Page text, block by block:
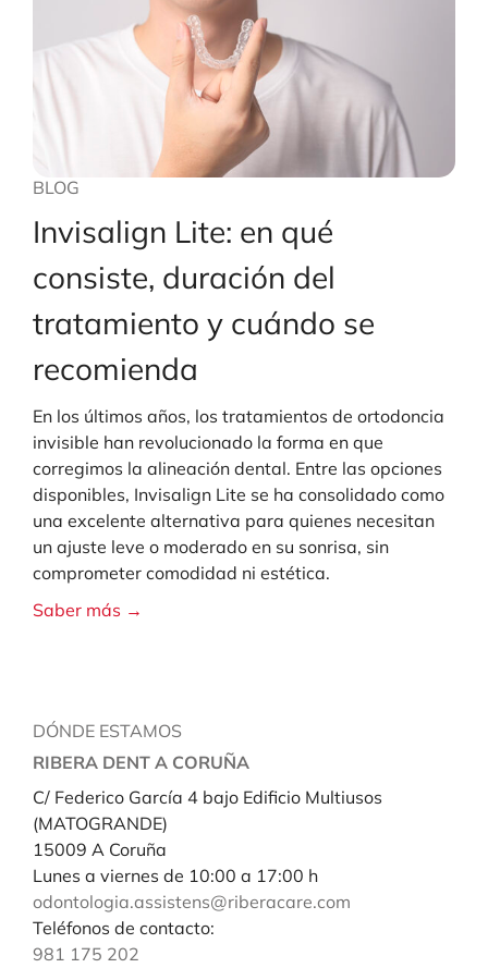
BLOG
Invisalign Lite: en qué
consiste, duración del
tratamiento y cuándo se
recomienda
En los últimos años, los tratamientos de ortodoncia
invisible han revolucionado la forma en que
corregimos la alineación dental. Entre las opciones
disponibles, Invisalign Lite se ha consolidado como
una excelente alternativa para quienes necesitan
un ajuste leve o moderado en su sonrisa, sin
comprometer comodidad ni estética.
Saber más →
DÓNDE ESTAMOS
RIBERA DENT A CORUÑA
C/ Federico García 4 bajo Edificio Multiusos
(MATOGRANDE)
15009 A Coruña
Lunes a viernes de 10:00 a 17:00 h
odontologia.assistens@riberacare.com
Teléfonos de contacto:
981 175 202